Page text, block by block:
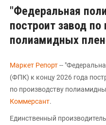
"Федеральная
построит завод по
полиамидных
Маркет Репорт--
(ФПК) к концу 2026 года
по производству
Коммерсант.
Единственный